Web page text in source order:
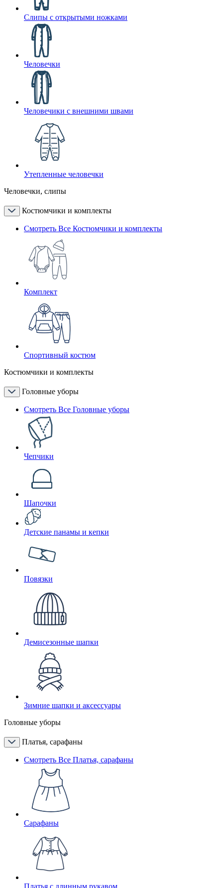
Слипы с открытыми ножками
Человечки
Человечики с внешними швами
Утепленные человечки
Человечки, слипы
Костюмчики и комплекты
Смотреть Все Костюмчики и комплекты
Комплект
Спортивный костюм
Костюмчики и комплекты
Головные уборы
Смотреть Все Головные уборы
Чепчики
Шапочки
Детские панамы и кепки
Повязки
Демисезонные шапки
Зимние шапки и аксессуары
Головные уборы
Платья, сарафаны
Смотреть Все Платья, сарафаны
Сарафаны
Платья с длинным рукавом